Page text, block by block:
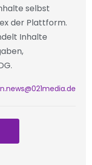
selbst
der Plattform.
Inhalte